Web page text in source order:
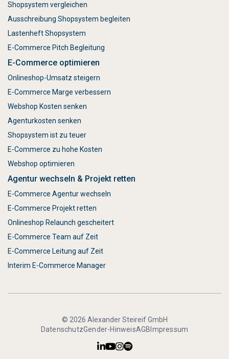
Shopsystem vergleichen
Ausschreibung Shopsystem begleiten
Lastenheft Shopsystem
E-Commerce Pitch Begleitung
E-Commerce optimieren
Onlineshop-Umsatz steigern
E-Commerce Marge verbessern
Webshop Kosten senken
Agenturkosten senken
Shopsystem ist zu teuer
E-Commerce zu hohe Kosten
Webshop optimieren
Agentur wechseln & Projekt retten
E-Commerce Agentur wechseln
E-Commerce Projekt retten
Onlineshop Relaunch gescheitert
E-Commerce Team auf Zeit
E-Commerce Leitung auf Zeit
Interim E-Commerce Manager
© 2026 Alexander Steireif GmbH
DatenschutzGender-HinweisAGB Impressum
